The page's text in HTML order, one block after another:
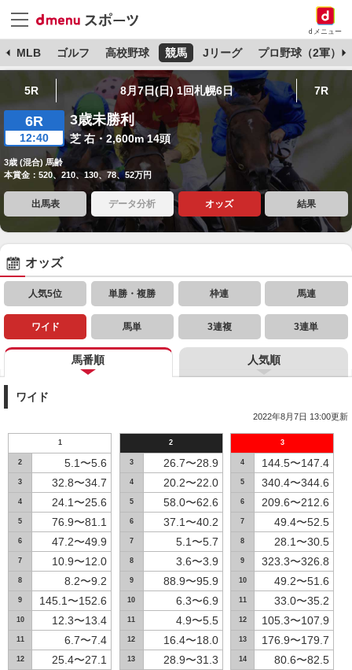
dメニュー
MLB ゴルフ 高校野球 競馬 Jリーグ プロ野球（2軍）
5R 8月7日(日) 1回札幌6日 7R
6R
12:40
3歳未勝利
芝 右・2,600m 14頭
3歳 (混合) 馬齢
本賞金：520、210、130、78、52万円
出馬表 データ分析 オッズ 結果
オッズ
人気5位 単勝・複勝 枠連 馬連
ワイド 馬単 3連複 3連単
馬番順 人気順
ワイド
2022年8月7日 13:00更新
1
2 5.1〜5.6
3 32.8〜34.7
4 24.1〜25.6
5 76.9〜81.1
6 47.2〜49.9
7 10.9〜12.0
8 8.2〜9.2
9 145.1〜152.6
10 12.3〜13.4
11 6.7〜7.4
12 25.4〜27.1
2
3 26.7〜28.9
4 20.2〜22.0
5 58.0〜62.6
6 37.1〜40.2
7 5.1〜5.7
8 3.6〜3.9
9 88.9〜95.9
10 6.3〜6.9
11 4.9〜5.5
12 16.4〜18.0
13 28.9〜31.3
3
4 144.5〜147.4
5 340.4〜344.6
6 209.6〜212.6
7 49.4〜52.5
8 28.1〜30.5
9 323.3〜326.8
10 49.2〜51.6
11 33.0〜35.2
12 105.3〜107.9
13 176.9〜179.7
14 80.6〜82.5